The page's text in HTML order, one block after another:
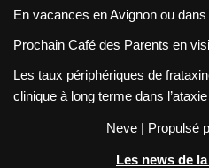
En vacances en Avignon ou
Prochain Café des Parents en
Les taux périphériques de
clinique à long terme dans
Neve | Propulsé
Les news de